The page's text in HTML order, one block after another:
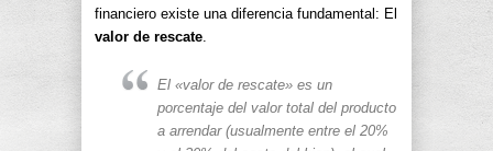
financiero existe una diferencia fundamental: El
valor de rescate
El «valor de rescate» es un
porcentaje del valor total del producto
a arrendar (usualmente entre el 20%